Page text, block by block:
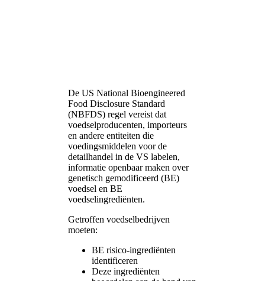
De US National Bioengineered
Food Disclosure Standard
(NBFDS) regel vereist dat
voedselproducenten, importeurs
en andere entiteiten die
voedingsmiddelen voor de
detailhandel in de VS labelen,
informatie openbaar maken over
genetisch gemodificeerd (BE)
voedsel en BE
voedselingrediënten.
Getroffen voedselbedrijven
moeten:
BE risico-ingrediënten
identificeren
Deze ingrediënten